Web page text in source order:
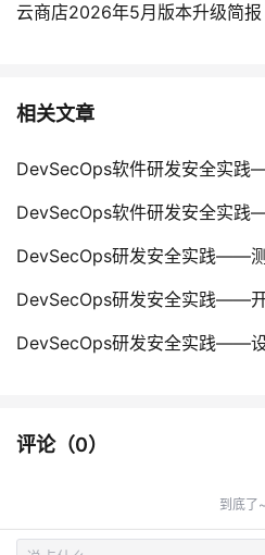
云商店2026年5月版本升级简报
相关文章
DevSecOps软件研发安全实
DevSecOps软件研发安全实
DevSecOps研发安全实践——
DevSecOps研发安全实践——
DevSecOps研发安全实践——
评论（0）
到底了~